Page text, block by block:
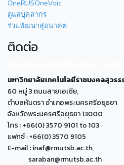
OneRUSOneVoic
ดูแลบุคลากร
ร่วมพัฒนาสู่อนาคต
ติดต่อ
มหาวิทยาลัยเทคโนโลยีราชมงคลสุวร
60 หมู่ 3 ถนนสายเอเซีย,
ตำบลหันตรา อำเภอพระนครศรีอยุธยา
จังหวัดพระนครศรีอยุธยา 13000
โทร : +66(0) 3570 9101 to 103
แฟกซ์ : +66(0) 3570 9105
E-mail : inaf@rmutsb.ac.th,
saraban@rmutsb.ac.th